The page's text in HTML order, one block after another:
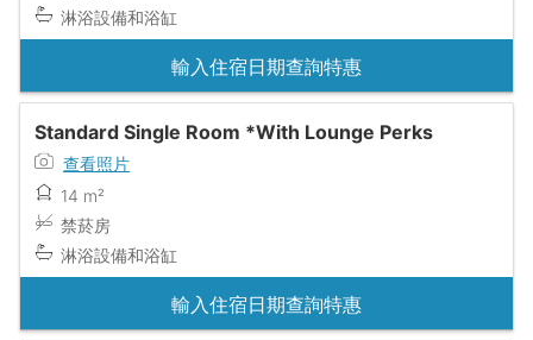
淋浴設備和浴缸
輸入住宿日期查詢特惠
Standard Single Room *With Lounge Perks
查看照片
14 m²
禁菸房
淋浴設備和浴缸
輸入住宿日期查詢特惠